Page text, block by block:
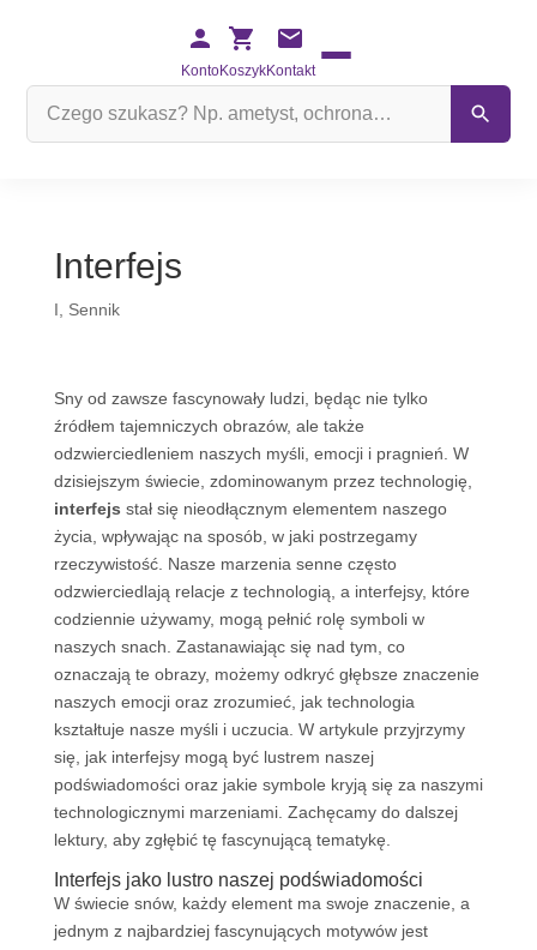
KontoKoszykKontakt
Interfejs
I Sennik
Sny od zawsze fascynowały ludzi, będąc nie tylko
źródłem tajemniczych obrazów, ale także
odzwierciedleniem naszych myśli, emocji i pragnień. W
dzisiejszym świecie, zdominowanym przez technologię,
interfejs stał się nieodłącznym elementem naszego
życia, wpływając na sposób, w jaki postrzegamy
rzeczywistość. Nasze marzenia senne często
odzwierciedlają relacje z technologią, a interfejsy, które
codziennie używamy, mogą pełnić rolę symboli w
naszych snach. Zastanawiając się nad tym, co
oznaczają te obrazy, możemy odkryć głębsze znaczenie
naszych emocji oraz zrozumieć, jak technologia
kształtuje nasze myśli i uczucia. W artykule przyjrzymy
się, jak interfejsy mogą być lustrem naszej
podświadomości oraz jakie symbole kryją się za naszymi
technologicznymi marzeniami. Zachęcamy do dalszej
lektury, aby zgłębić tę fascynującą tematykę.
Interfejs jako lustro naszej podświadomości
W świecie snów, każdy element ma swoje znaczenie, a
jednym z najbardziej fascynujących motywów jest